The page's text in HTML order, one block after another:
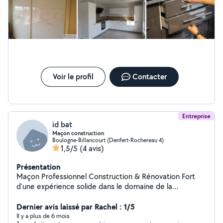
abonnement est limité envoyez vos demande en privé
ou par sms Numéro sur mon profil cliquer sur icone
téléphone Cordialement
des conseils pour l installation et a accepter de deplacer la
prise du frigo et d autres prise de courant. Je recommande
Concept cuisine , personne compétente et trés honnete.
Voir le profil Contacter
Entreprise
id bat
Maçon construction
Boulogne-Billancourt (Denfert-Rochereau 4)
1,5/5 (4 avis)
Présentation
Maçon Professionnel Construction & Rénovation Fort
d'une expérience solide dans le domaine de la
pour tous vos travaux de construction, de rénovation et
d'aménagement extérieur. Que ce soit pour de petits
Dernier avis laissé par Rachel : 1/5
Il y a plus de 6 mois